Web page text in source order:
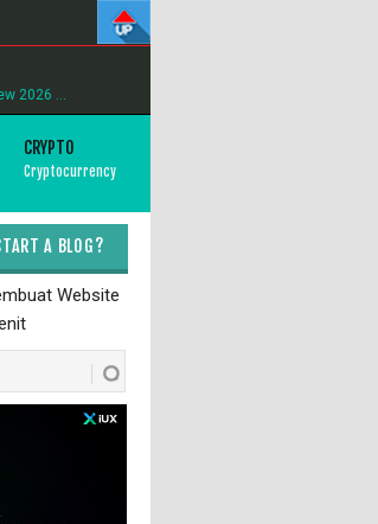
2026 ...
CRYPTO
Cryptocurrency
A BLOG?
Website